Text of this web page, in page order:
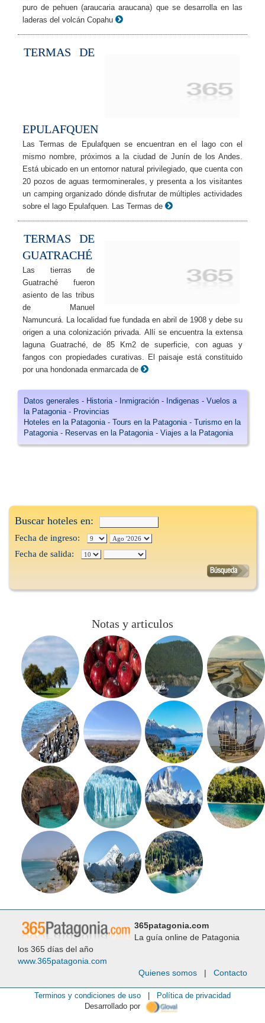
puro de pehuen (araucaria araucana) que se desarrolla en las
laderas del volcán Copahu
TERMAS DE
EPULAFQUEN
Las Termas de Epulafquen se encuentran en el lago con el
mismo nombre, próximos a la ciudad de Junín de los Andes.
Está ubicado en un entornor natural privilegiado, que cuenta con
20 pozos de aguas termominerales, y presenta a los visitantes
un camping organizado dónde disfrutar de múltiples actividades
sobre el lago Epulafquen. Las Termas de
TERMAS DE
GUATRACHÉ
Las tierras de
Guatraché fueron
asiento de las tribus
de Manuel
Namuncurá. La localidad fue fundada en abril de 1908 y debe su
origen a una colonización privada. Allí se encuentra la extensa
laguna Guatraché, de 85 Km2 de superficie, con aguas y
fangos con propiedades curativas. El paisaje está constituido
por una hondonada enmarcada de
Datos generales - Historia- Inmigración - Indigenas - Vuelos a
la Patagonia- Provincias
Hoteles en la Patagonia- Tours en la Patagonia- Turismo en la
Patagonia- Reservas en la Patagonia- Viajes a la Patagonia
Buscar hoteles en:
Fecha de ingreso:
Fecha de salida:
Notas y articulos
365patagonia.com
La guía online de Patagonia
los 365 días del año
www.365patagonia.com
Quienes somos | Contacto
Terminos y condiciones de uso
Política de privacidad
Desarrollado por